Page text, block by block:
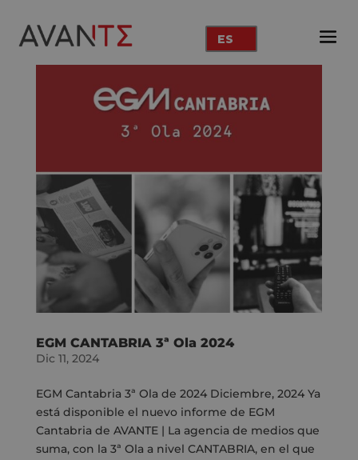
ES
EGM CANTABRIA 3ª Ola 2024
Dic 11, 2024
EGM Cantabria 3ª Ola de 2024 Diciembre, 2024 Ya
está disponible el nuevo informe de EGM
Cantabria de AVANTE | La agencia de medios que
suma, con la 3ª Ola a nivel CANTABRIA, en el que